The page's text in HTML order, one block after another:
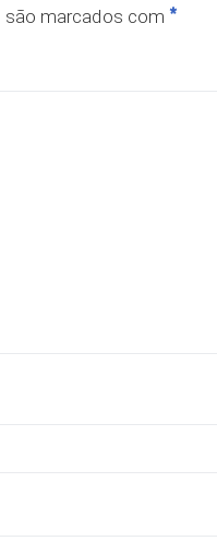
marcados com *